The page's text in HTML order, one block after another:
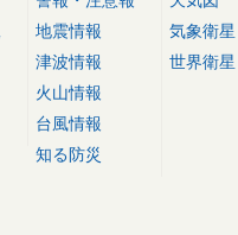
地震情報
津波情報
火山情報
台風情報
知る防災
気象衛星
世界衛星